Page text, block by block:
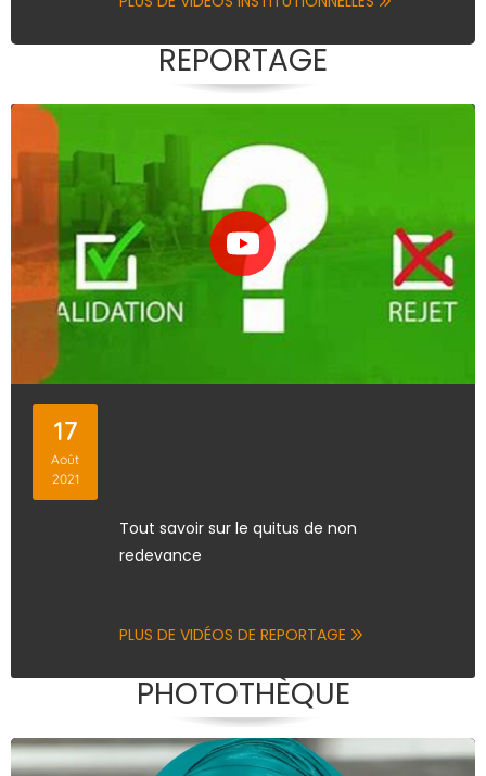
REPORTAGE
Tout savoir sur le quitus de non
redevance
17
Août
2021
PLUS DE VIDÉOS DE REPORTAGE
PHOTOTHÈQUE